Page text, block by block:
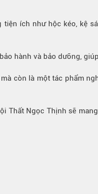
ích như hộc kéo, kệ
hành và bảo dưỡng,
còn là một tác phẩm
Thất Ngọc Thịnh sẽ